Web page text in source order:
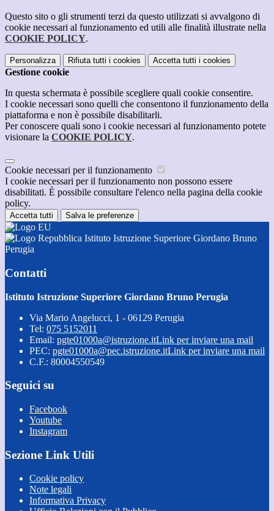
Questo sito o gli strumenti terzi da questo utilizzati si avvalgono di
cookie necessari al funzionamento ed utili alle finalità illustrate nella
COOKIE POLICY.
Personalizza Rifiuta tutti i cookies Accetta tutti i cookies
Gestione cookie
In questa schermata è possibile scegliere quali cookie consentire.
I cookie necessari sono quelli che consentono il funzionamento della
piattaforma e non è possibile disabilitarli.
Per conoscere quali sono i cookie necessari al funzionamento potete
visionare la COOKIE POLICY.
Cookie necessari per il funzionamento
I cookie necessari per il funzionamento non possono essere
disabilitati. È possibile consultare l'elenco nella pagina della cookie
policy.
Accetta tutti Salva le preferenze
Istituto Istruzione Superiore Giordano Bruno
Perugia
Contatti
Istituto Istruzione Superiore Giordano Bruno Perugia
Via Mario Angelucci, 1 - 06129 Perugia
Tel: 075 5152011
Email: pgte01000a@istruzione.itLink per inviare una mail
PEC: pgte01000a@pec.istruzione.itLink per inviare una mail
C.F.: 80004550549
Seguici su
Facebook
Youtube
Instagram
Sezione Link Utili
Cookie policy
Note legali
Informativa Privacy